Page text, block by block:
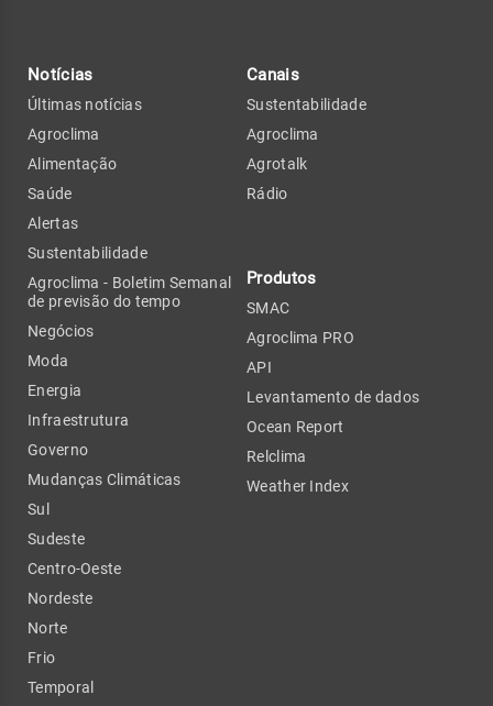
Notícias
Últimas notícias
Agroclima
Alimentação
Saúde
Alertas
Sustentabilidade
Agroclima - Boletim Semanal
de previsão do tempo
Negócios
Moda
Energia
Infraestrutura
Governo
Mudanças Climáticas
Sul
Sudeste
Centro-Oeste
Nordeste
Norte
Frio
Temporal
Canais
Sustentabilidade
Agroclima
Agrotalk
Rádio
Produtos
SMAC
Agroclima PRO
API
Levantamento de dados
Ocean Report
Relclima
Weather Index